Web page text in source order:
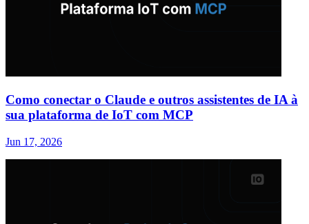
Como conectar o Claude e outros assistentes de IA à
sua plataforma de IoT com MCP
Jun 17, 2026